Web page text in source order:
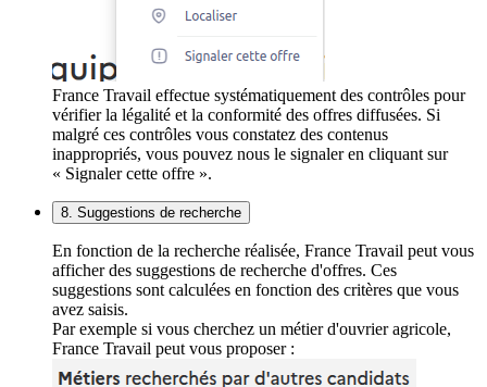
France Travail effectue systématiquement des contrôles pour
vérifier la légalité et la conformité des offres diffusées. Si
malgré ces contrôles vous constatez des contenus
inappropriés, vous pouvez nous le signaler en cliquant sur
« Signaler cette offre ».
8. Suggestions de recherche
En fonction de la recherche réalisée, France Travail peut vous
afficher des suggestions de recherche d'offres. Ces
suggestions sont calculées en fonction des critères que vous
avez saisis.
Par exemple si vous cherchez un métier d'ouvrier agricole,
France Travail peut vous proposer :